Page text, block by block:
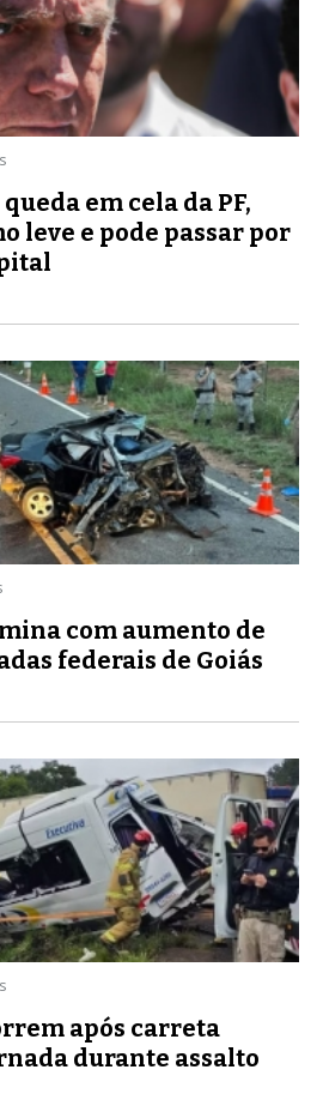
em cela da PF,
leve e pode passar por
com aumento de
federais de Goiás
após carreta
durante assalto